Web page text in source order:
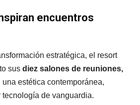
encuentros
estratégica, el resort
sus diez salones de reuniones,
estética contemporánea,
de vanguardia.